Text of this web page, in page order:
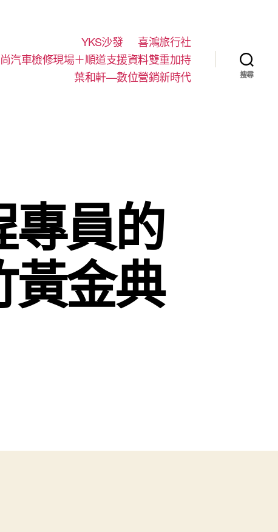
YKS沙發
喜鴻旅行社
汽車檢修現場＋順道支援資料雙重加持
葉和軒—數位營銷新時代
搜尋
員的
黃金典